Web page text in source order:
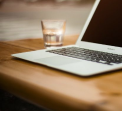
Språkfrågor
Skrivtips
Bokrecensioner
Kviss
Podden
Anmäl till språkpolisen